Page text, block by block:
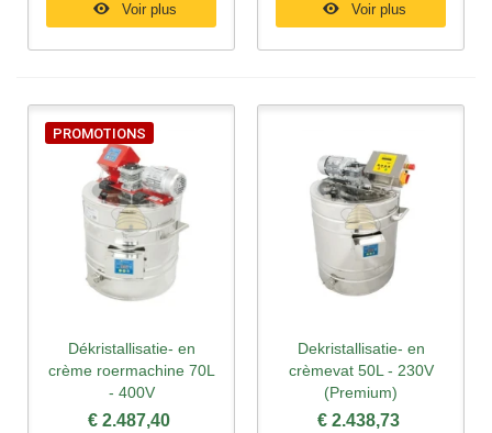
Voir plus Voir plus
PROMOTIONS
Dékristallisatie- en
crème roermachine 70L
- 400V
€ 2.487,40
Dekristallisatie- en
crèmevat 50L - 230V
(Premium)
€ 2.438,73